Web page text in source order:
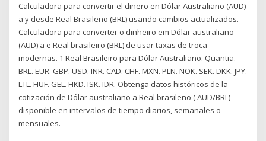
Calculadora para convertir el dinero en Dólar Australiano (AUD)
a y desde Real Brasileño (BRL) usando cambios actualizados.
Calculadora para converter o dinheiro em Dólar australiano
(AUD) a e Real brasileiro (BRL) de usar taxas de troca
modernas. 1 Real Brasileiro para Dólar Australiano. Quantia.
BRL. EUR. GBP. USD. INR. CAD. CHF. MXN. PLN. NOK. SEK. DKK. JPY.
LTL. HUF. GEL. HKD. ISK. IDR. Obtenga datos históricos de la
cotización de Dólar australiano a Real brasileño ( AUD/BRL)
disponible en intervalos de tiempo diarios, semanales o
mensuales.